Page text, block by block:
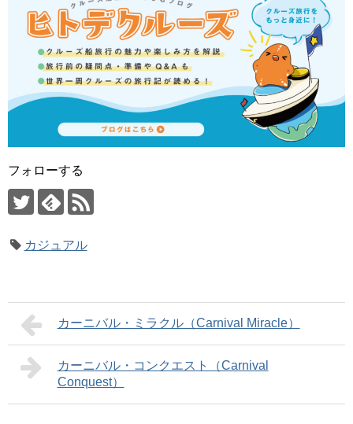
フォローする
カジュアル
カーニバル・ミラクル（Carnival Miracle）
カーニバル・コンクエスト（Carnival
Conquest）